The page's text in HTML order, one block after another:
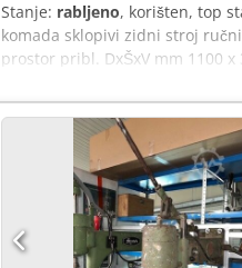
Stanje: rabljeno, korišten, top
komada sklopivi zidni stroj
prostor pribl. DxŠxV mm 1100
postojeće stanje - besplatno